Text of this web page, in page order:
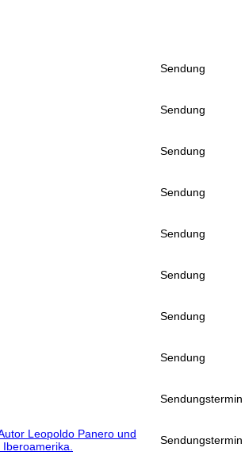
Sendung
Sendung
Sendung
Sendung
Sendung
Sendung
Sendung
Sendung
Sendungstermin
Leopoldo Panero und
Sendungstermin